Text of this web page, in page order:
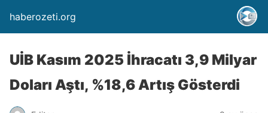
haberozeti.org
UİB Kasım 2025 İhracatı 3,9 Milyar
Doları Aştı, %18,6 Artış Gösterdi